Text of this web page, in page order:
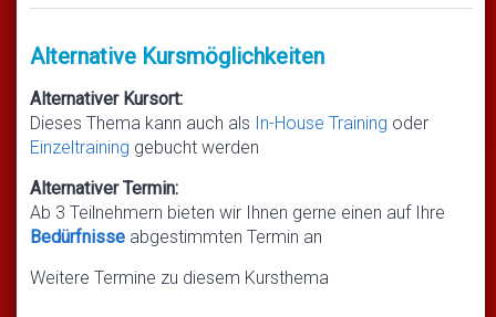
Alternative Kursmöglichkeiten
Alternativer Kursort:
Dieses Thema kann auch als In-House Training oder
Einzeltraining gebucht werden
Alternativer Termin:
Ab 3 Teilnehmern bieten wir Ihnen gerne einen auf Ihre
Bedürfnisse abgestimmten Termin an
Weitere Termine zu diesem Kursthema